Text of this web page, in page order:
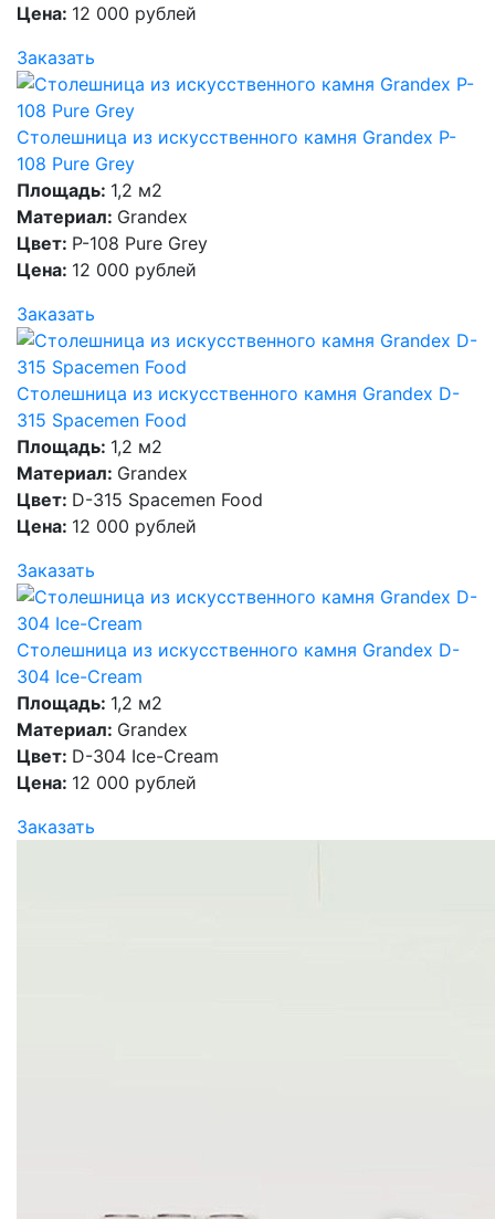
Цена: 12 000 рублей
Заказать
Столешница из искусственного камня Grandex P-
108 Pure Grey
Площадь: 1,2 м2
Материал: Grandex
Цвет: P-108 Pure Grey
Цена: 12 000 рублей
Заказать
Столешница из искусственного камня Grandex D-
315 Spacemen Food
Площадь: 1,2 м2
Материал: Grandex
Цвет: D-315 Spacemen Food
Цена: 12 000 рублей
Заказать
Столешница из искусственного камня Grandex D-
304 Ice-Cream
Площадь: 1,2 м2
Материал: Grandex
Цвет: D-304 Ice-Cream
Цена: 12 000 рублей
Заказать